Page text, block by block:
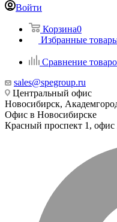
Войти
Корзина0
Избранные
Сравнение
sales@spegroup.ru
Центральный офис
Новосибирск,
Офис в Новосибирске
Красный проспект 1, офис